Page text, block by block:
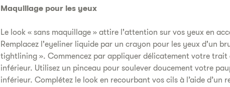
Maquillage pour les yeux
Le look « sans maquillage » attire l'attention sur vos yeux en
Remplacez l'eyeliner liquide par un crayon pour les yeux d'un
tightlining ». Commencez par appliquer délicatement votre trait
inférieur. Utilisez un pinceau pour soulever doucement votre
inférieur. Complétez le look en recourbant vos cils à l’aide d’un